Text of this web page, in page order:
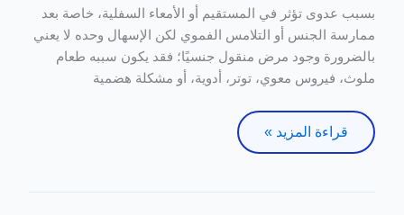
بسبب عدوى تؤثر في المستقيم أو الأمعاء السفلية، خاصة بعد
ممارسة الجنس أو التلامس الفموي لكن الإسهال وحده لا يعني
بالضرورة وجود مرض منقول جنسيًا؛ فقد يكون سببه طعام
ملوث، فيروس معوي، توتر، أدوية، أو مشكلة هضمية
قراءة المزيد »